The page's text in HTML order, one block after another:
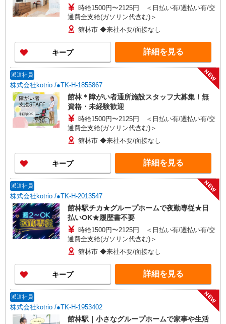
時給1500円〜2125円 ＜日払い有/週払い有/交
通費全支給(ガソリン代含む)＞
館林市 ◆来社不要/面接なし
キープ 詳細を見る
派遣社員
株式会社kotrio /●TK-H-1855867
NEW
館林＊障がい者通所施設スタッフ大募集！無
資格・未経験歓迎
時給1500円〜2125円 ＜日払い有/週払い有/交
通費全支給(ガソリン代含む)＞
館林市 ◆来社不要/面接なし
キープ 詳細を見る
派遣社員
株式会社kotrio /●TK-H-2013547
NEW
館林駅チカ★グループホームで夜勤専従★日
払いOK★履歴書不要
時給1500円〜2125円 ＜日払い有/週払い有/交
通費全支給(ガソリン代含む)＞
館林市 ◆来社不要/面接なし
キープ 詳細を見る
派遣社員
株式会社kotrio /●TK-H-1953402
NEW
館林駅｜小さなグループホームで家事や生活